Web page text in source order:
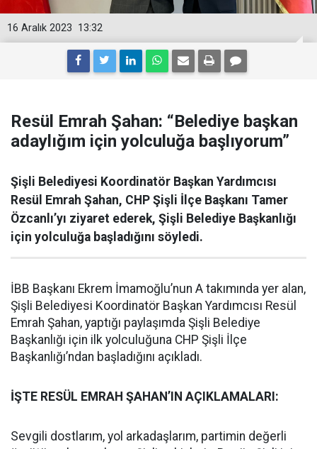
13:32
16 Aralık 2023
Resül Emrah Şahan: “Belediye başkan
adaylığım için yolculuğa başlıyorum”
Şişli Belediyesi Koordinatör Başkan Yardımcısı
Resül Emrah Şahan, CHP Şişli İlçe Başkanı Tamer
Özcanlı’yı ziyaret ederek, Şişli Belediye Başkanlığı
için yolculuğa başladığını söyledi.
İBB Başkanı Ekrem İmamoğlu’nun A takımında yer alan,
Şişli Belediyesi Koordinatör Başkan Yardımcısı Resül
Emrah Şahan, yaptığı paylaşımda Şişli Belediye
Başkanlığı için ilk yolculuğuna CHP Şişli İlçe
Başkanlığı’ndan başladığını açıkladı.
İŞTE RESÜL EMRAH ŞAHAN’IN AÇIKLAMALARI:
Sevgili dostlarım, yol arkadaşlarım, partimin değerli